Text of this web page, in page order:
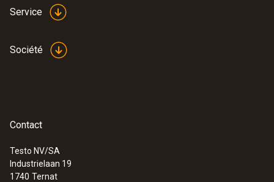
Service
Société
Contact
Testo NV/SA
Industrielaan 19
1740 Ternat